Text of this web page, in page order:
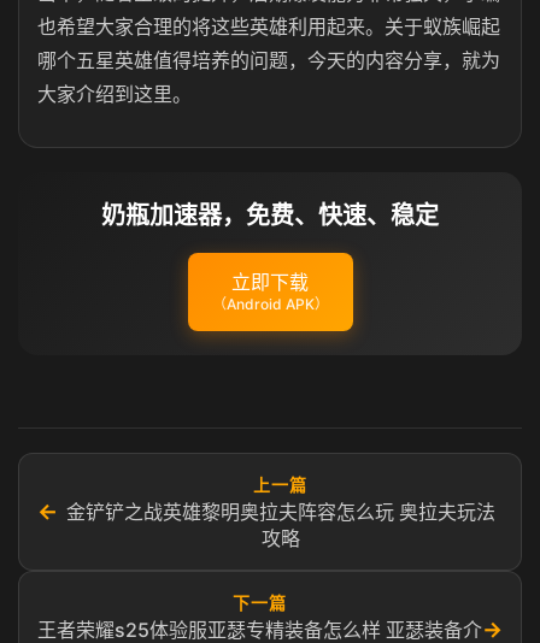
也希望大家合理的将这些英雄利用起来。关于蚁族崛起
哪个五星英雄值得培养的问题，今天的内容分享，就为
大家介绍到这里。
奶瓶加速器，免费、快速、稳定
立即下载
（Android APK）
←
上一篇
金铲铲之战英雄黎明奥拉夫阵容怎么玩 奥拉夫玩法
攻略
下一篇
王者荣耀s25体验服亚瑟专精装备怎么样 亚瑟装备介→